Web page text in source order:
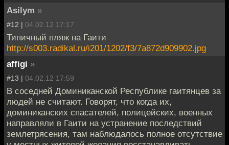
Asilym »
#12 | 04.02.12 17:17
Типичный пляж на Гаити
http://s003.radikal.ru/i201/1202/f3/7a872d909902.jpg
affigi »
#13 | 04.02.12 17:59
В соседней Доминиканской Республике гаитянцев за
людей не считают. Говорят, что когда их,
доминиканских спасателей, полицейских, военных
направляли в Гаити на устранение последствий
землетрясения, там наблюдалось полное отсутствие